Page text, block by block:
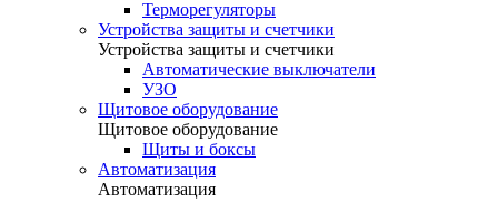
Терморегуляторы
Устройства защиты и счетчики
Устройства защиты и счетчики
Автоматические выключатели
УЗО
Щитовое оборудование
Щитовое оборудование
Щиты и боксы
Автоматизация
Автоматизация